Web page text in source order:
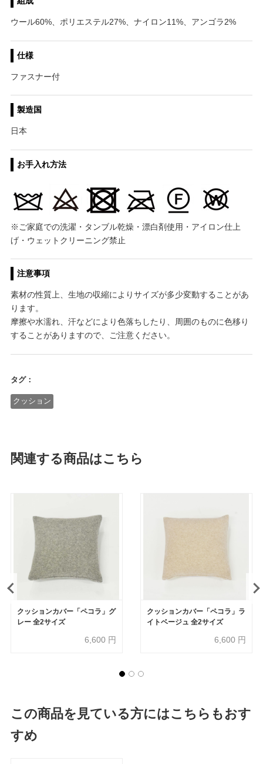
ウール60%、ポリエステル27%、ナイロン11%、アンゴラ2%
仕様
ファスナー付
製造国
日本
お手入れ方法
※ご家庭での洗濯・タンブル乾燥・漂白剤使用・アイロン仕上
げ・ウェットクリーニング禁止
注意事項
素材の性質上、生地の収縮によりサイズが多少変動することがあ
ります。
摩擦や水濡れ、汗などにより色落ちしたり、周囲のものに色移り
することがありますので、ご注意ください。
タグ：
クッション
関連する商品はこちら
クッションカバー「ペコラ」グ
レー 全2サイズ
6,600 円
クッションカバー「ペコラ」ラ
イトベージュ 全2サイズ
6,600 円
この商品を見ている方にはこちらもおす
すめ